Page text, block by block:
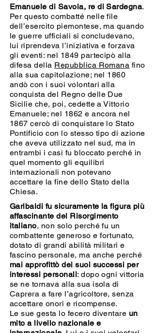
Emanuele di Savoia, re di Sardegna.
Per questo combatté nelle file
dell’esercito piemontese, ma quando
le guerre ufficiali si concludevano,
lui riprendeva l’iniziativa e forzava
gli eventi: nel 1849 partecipò alla
difesa della Repubblica Romana fino
alla sua capitolazione; nel 1860
andò con i suoi volontari alla
conquista del Regno delle Due
Sicilie che, poi, cedette a Vittorio
Emanuele; nel 1862 e ancora nel
1867 cercò di conquistare lo Stato
Pontificio con lo stesso tipo di azione
che aveva utilizzato nel sud, ma in
entrambi i casi fu bloccato perché in
quel momento gli equilibri
internazionali non potevano
accettare la fine dello Stato della
Chiesa.
Garibaldi fu sicuramente la figura più
affascinante del Risorgimento
italiano, non solo perché fu un
combattente generoso e fortunato,
dotato di grandi abilità militari e
fascino personale, ma anche perché
mai approfittò dei suoi successi per
interessi personali: dopo ogni vittoria
se ne tornava alla sua isola di
Caprera a fare l’agricoltore, senza
accettare onori e ricompense.
Le sue gesta lo fecero diventare un
mito a livello nazionale e